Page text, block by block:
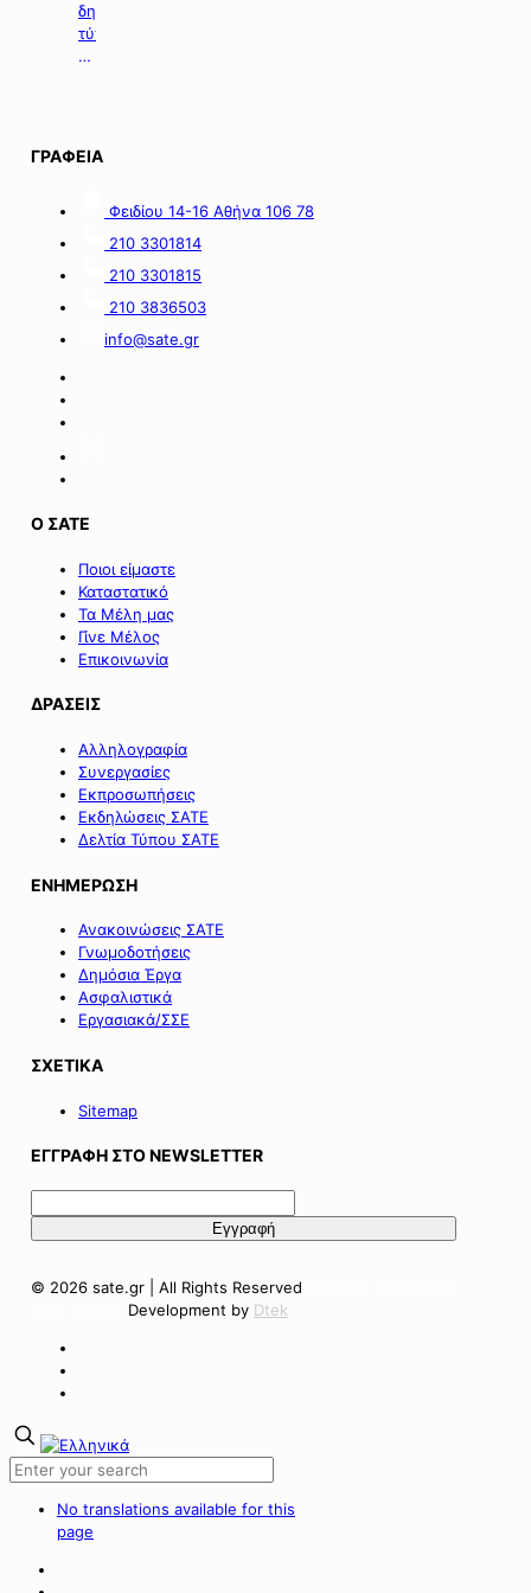
σε
επιχειρήσεις
της
Σαμοθράκης».
δημοσιευμάτων
τύπου
της
ΓΡΑΦΕΙΑ
Φειδίου 14-16 Αθήνα 106 78
210 3301814
210 3301815
210 3836503
info@sate.gr
Ο ΣΑΤΕ
Ποιοι είμαστε
Καταστατικό
Τα Μέλη μας
Γίνε Μέλος
Επικοινωνία
ΔΡΑΣΕΙΣ
Αλληλογραφία
Συνεργασίες
Εκπροσωπήσεις
Εκδηλώσεις ΣΑΤΕ
Δελτία Τύπου ΣΑΤΕ
ΕΝΗΜΕΡΩΣΗ
Ανακοινώσεις ΣΑΤΕ
Γνωμοδοτήσεις
Δημόσια Έργα
Ασφαλιστικά
Εργασιακά/ΣΣΕ
ΣΧΕΤΙΚΑ
Sitemap
ΕΓΓΡΑΦΗ ΣΤΟ NEWSLETTER
© 2026 sate.gr | All Rights Reserved
Development by Dtek
No translations available for this
page